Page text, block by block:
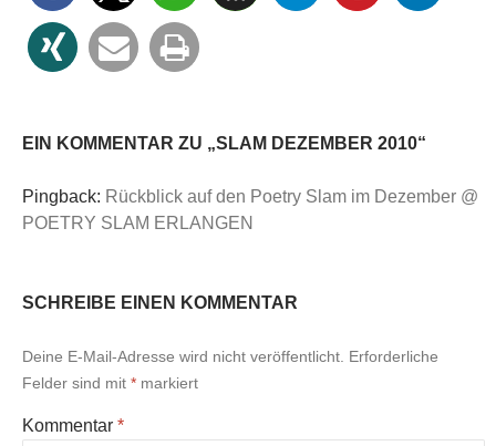
EIN KOMMENTAR ZU „SLAM DEZEMBER 2010“
Pingback: Rückblick auf den Poetry Slam im Dezember @
POETRY SLAM ERLANGEN
SCHREIBE EINEN KOMMENTAR
Deine E-Mail-Adresse wird nicht veröffentlicht. Erforderliche
Felder sind mit * markiert
Kommentar *